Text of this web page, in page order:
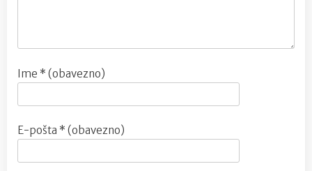
Ime * (obavezno)
E-pošta * (obavezno)